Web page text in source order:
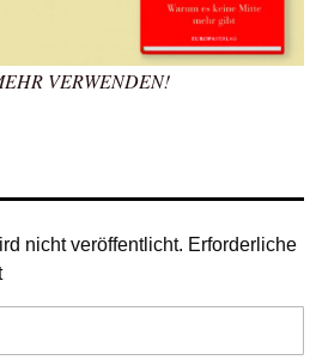
VERWENDEN!
nicht veröffentlicht. Erforderliche